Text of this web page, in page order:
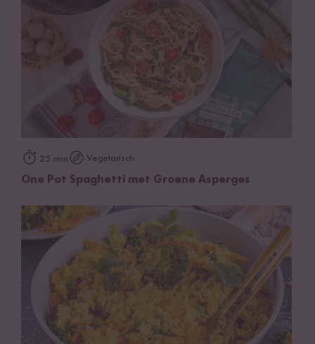
25 min Vegetarisch
One Pot Spaghetti met Groene Asperges